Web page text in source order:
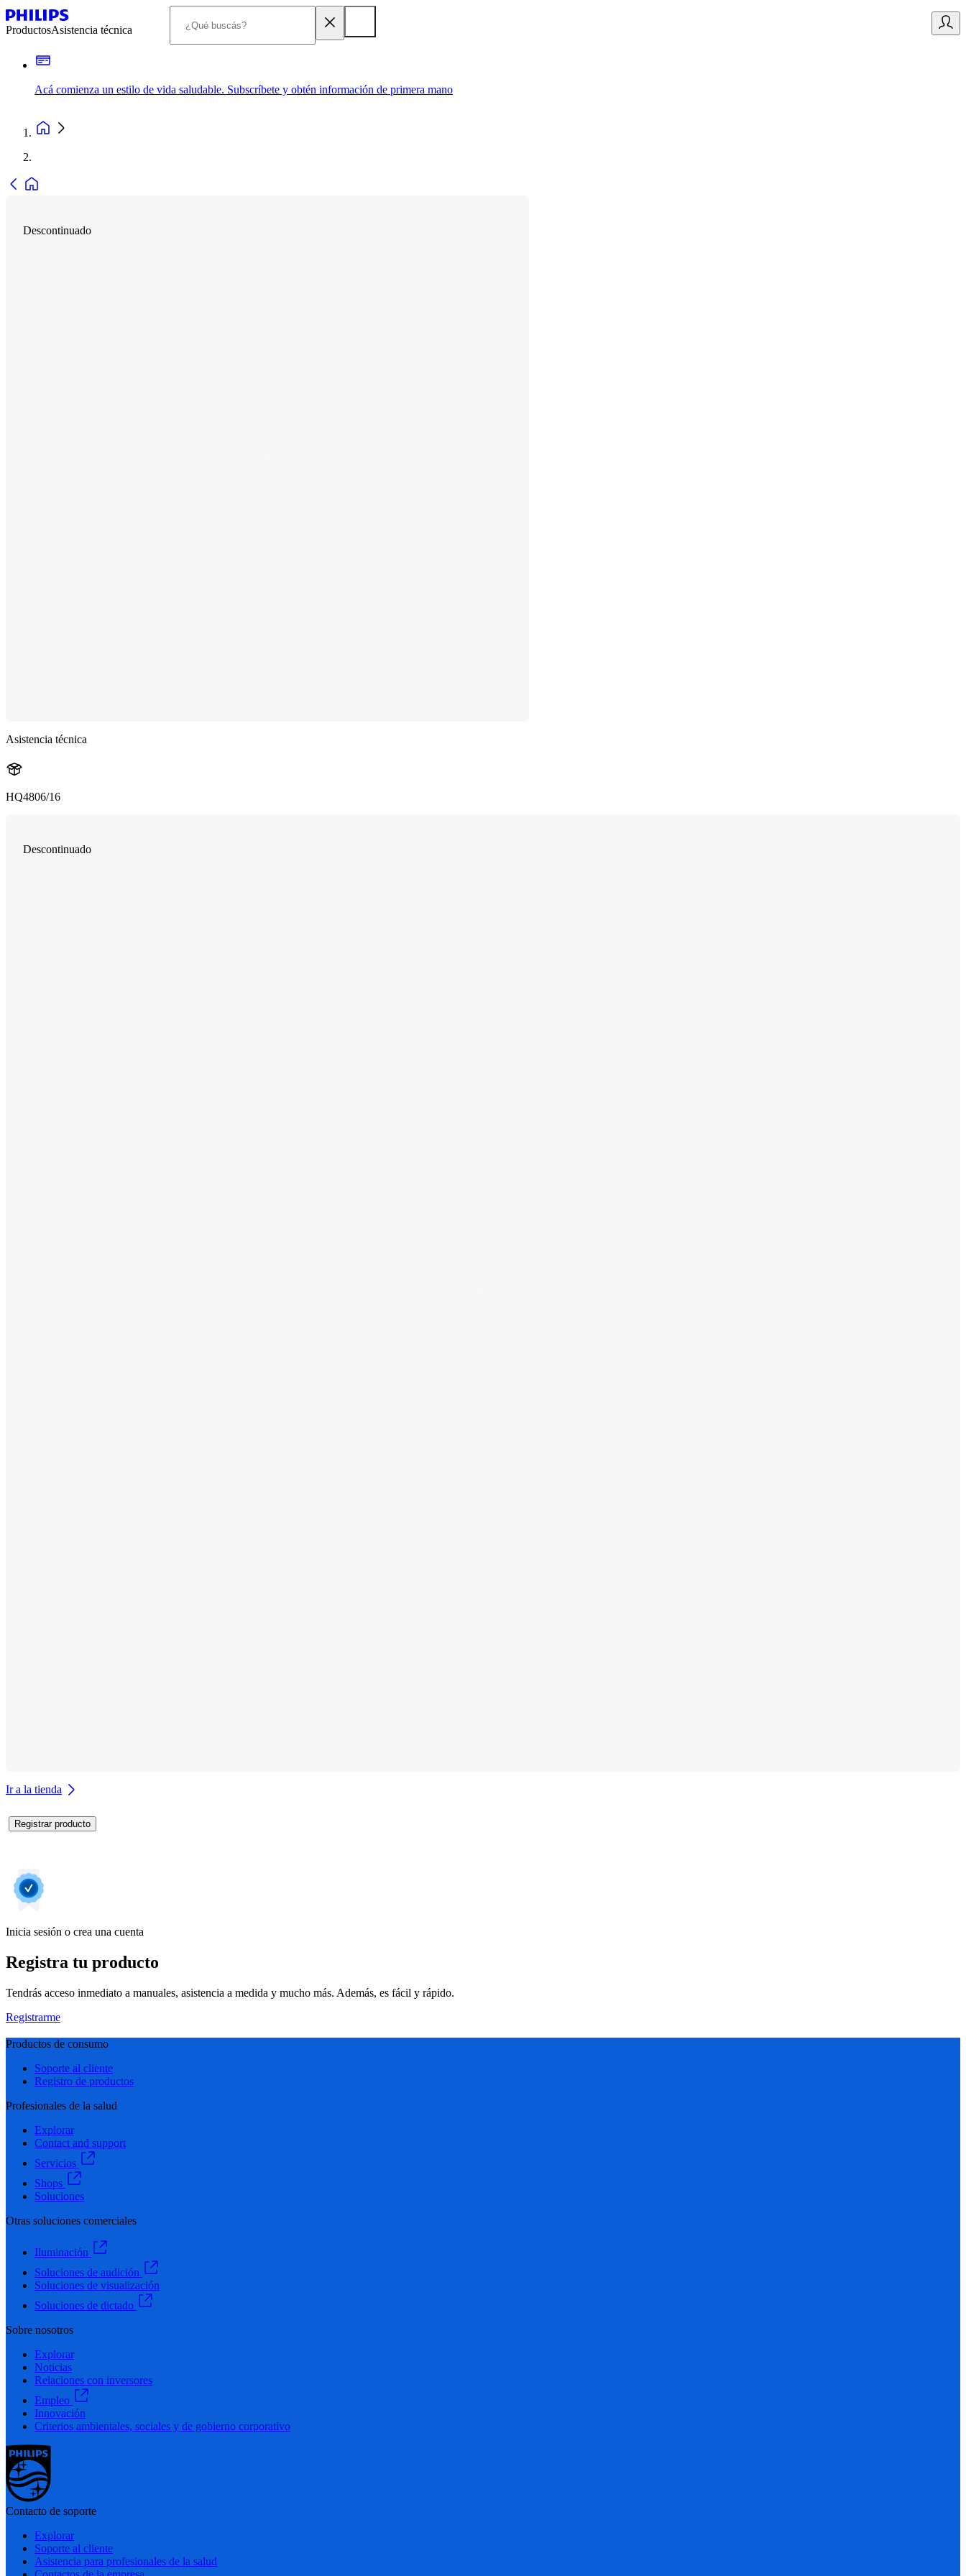
ProductosAsistencia técnica
Acá comienza un estilo de vida saludable. Subscríbete y obtén información de primera mano
Descontinuado
Asistencia técnica
HQ4806/16
Descontinuado
Ir a la tienda
Registrar producto
Inicia sesión o crea una cuenta
Registra tu producto
Tendrás acceso inmediato a manuales, asistencia a medida y mucho más. Además, es fácil y rápido.
Registrarme
Productos de consumo
Soporte al cliente
Registro de productos
Profesionales de la salud
Explorar
Contact and support
Servicios
Shops
Soluciones
Otras soluciones comerciales
Iluminación
Soluciones de audición
Soluciones de visualización
Soluciones de dictado
Sobre nosotros
Explorar
Noticias
Relaciones con inversores
Empleo
Innovación
Criterios ambientales, sociales y de gobierno corporativo
Contacto de soporte
Explorar
Soporte al cliente
Asistencia para profesionales de la salud